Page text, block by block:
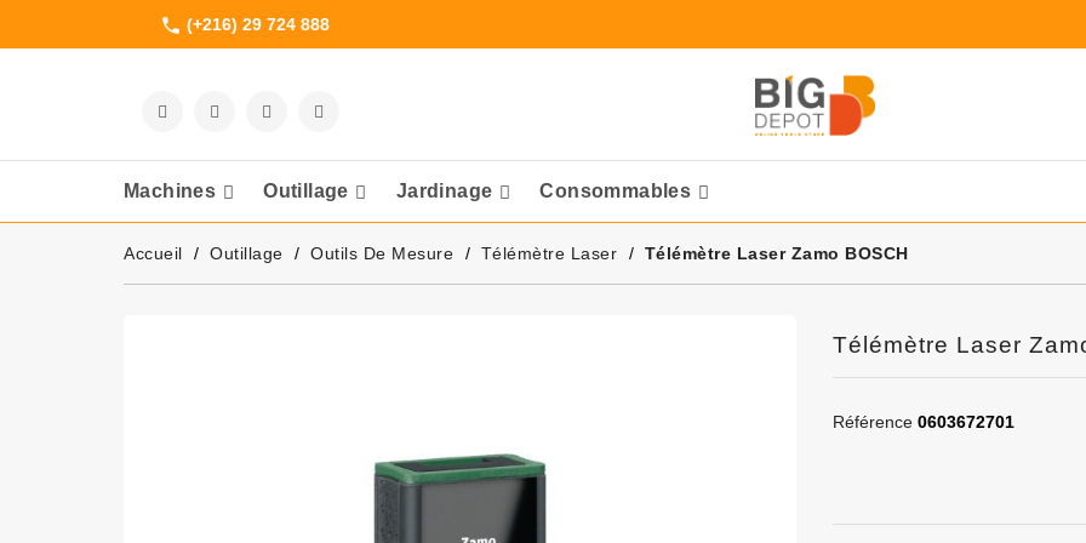
phone (+216) 29 724 888
Machines Outillage Jardinage Consommables
Accueil Outillage Outils De Mesure Télémètre Laser Télémètre Laser Zamo BOSCH
Télémètre Laser
Référence 0603672701